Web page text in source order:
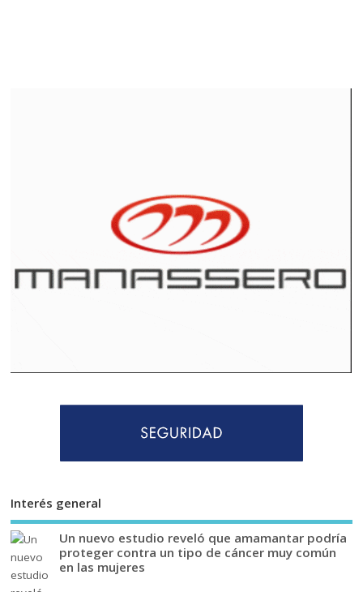
Interés general
Un nuevo estudio reveló que amamantar podría
proteger contra un tipo de cáncer muy común
en las mujeres